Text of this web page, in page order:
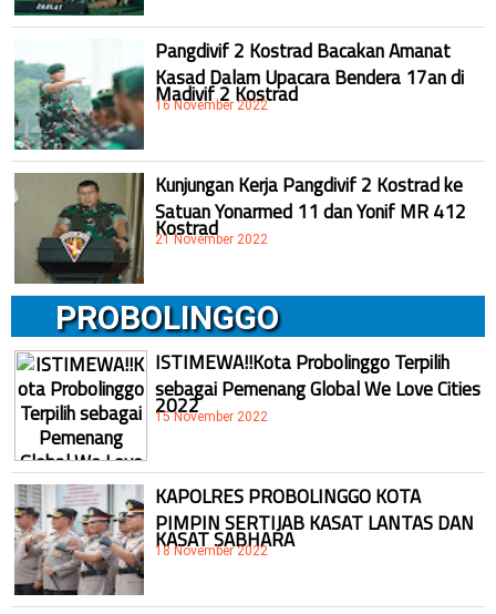
Pangdivif 2 Kostrad Bacakan Amanat
Kasad Dalam Upacara Bendera 17an di
Madivif 2 Kostrad
16 November 2022
Kunjungan Kerja Pangdivif 2 Kostrad ke
Satuan Yonarmed 11 dan Yonif MR 412
Kostrad
21 November 2022
PROBOLINGGO
ISTIMEWA!!Kota Probolinggo Terpilih
sebagai Pemenang Global We Love Cities
2022
15 November 2022
KAPOLRES PROBOLINGGO KOTA
PIMPIN SERTIJAB KASAT LANTAS DAN
KASAT SABHARA
18 November 2022